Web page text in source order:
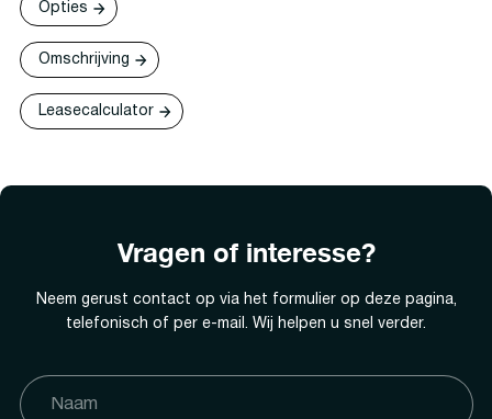
Opties
Omschrijving
Leasecalculator
Vragen of interesse?
Neem gerust contact op via het formulier op deze pagina,
telefonisch of per e-mail. Wij helpen u snel verder.